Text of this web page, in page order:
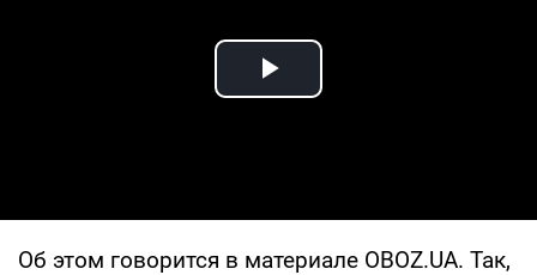
Play Video
Об этом говорится в материале OBOZ.UA. Так,